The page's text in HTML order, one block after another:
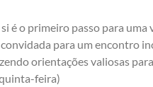
é o primeiro passo para uma
para um encontro
orientações valiosas
feira)